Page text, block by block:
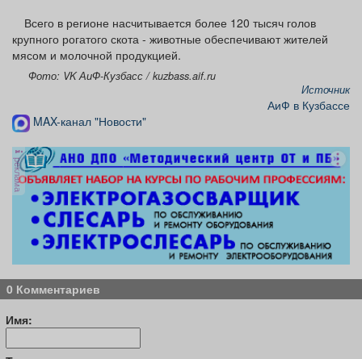
Всего в регионе насчитывается более 120 тысяч голов
крупного рогатого скота - животные обеспечивают жителей
мясом и молочной продукцией.
Фото: VK АиФ-Кузбасс / kuzbass.aif.ru
Источник
АиФ в Кузбассе
MAX-канал "Новости"
реклама
0 Комментариев
Имя: